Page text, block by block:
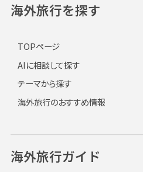
海外旅行を探す
TOPページ
AIに相談して探す
テーマから探す
海外旅行のおすすめ情報
海外旅行ガイド